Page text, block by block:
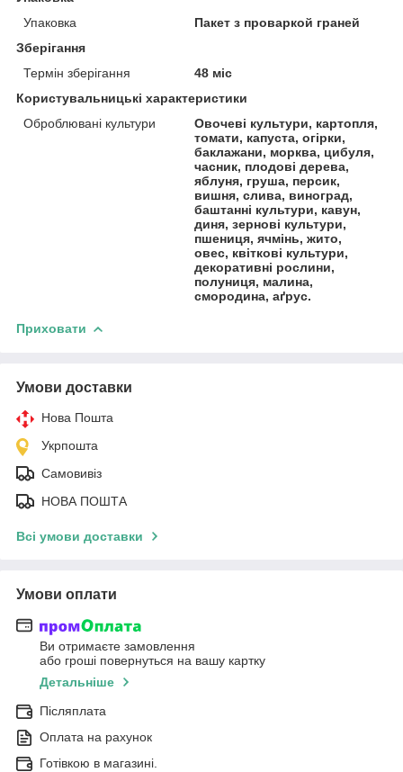
Упаковка
Пакет з проваркой граней
Зберігання
Термін зберігання
48 міс
Користувальницькі характеристики
Оброблювані культури
Овочеві культури, картопля,
томати, капуста, огірки,
баклажани, морква, цибуля,
часник, плодові дерева,
яблуня, груша, персик,
вишня, слива, виноград,
баштанні культури, кавун,
диня, зернові культури,
пшениця, ячмінь, жито,
овес, квіткові культури,
декоративні рослини,
полуниця, малина,
смородина, аґрус.
Приховати
Умови доставки
Нова Пошта
Укрпошта
Самовивіз
НОВА ПОШТА
Всі умови доставки
Умови оплати
Ви отримаєте замовлення
або гроші повернуться на вашу картку
Детальніше
Післяплата
Оплата на рахунок
Готівкою в магазині.